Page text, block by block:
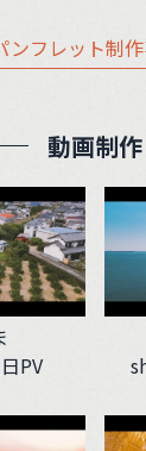
ンフレット制
動画制作
PV